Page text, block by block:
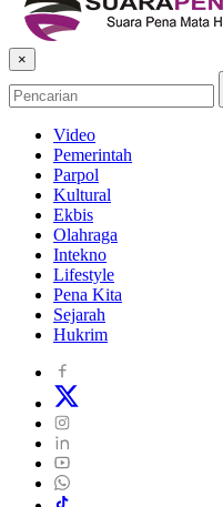
×
Video
Pemerintah
Parpol
Kultural
Ekbis
Olahraga
Intekno
Lifestyle
Pena Kita
Sejarah
Hukrim